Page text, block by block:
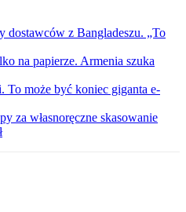
dostawców z Bangladeszu. „To
na papierze. Armenia szuka
To może być koniec giganta e-
za własnoręczne skasowanie